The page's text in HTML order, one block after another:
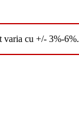
varia cu +/- 3%-6%.